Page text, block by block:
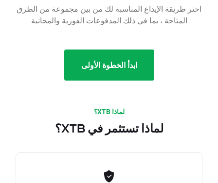
اختر طريقة الإيداع المناسبة لك من بين مجموعة من الطرق
المتاحة ، بما في ذلك المدفوعات الفورية والمجانية
ابدأ الخطوة الأولى
لماذا XTB؟
لماذا تستثمر في XTB؟